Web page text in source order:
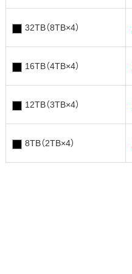
32TB（8TB×4）
16TB（4TB×4）
12TB（3TB×4）
8TB（2TB×4）